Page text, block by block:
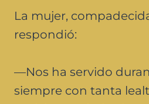
La mujer,
respondió:
—Nos ha servido
siempre con tanta